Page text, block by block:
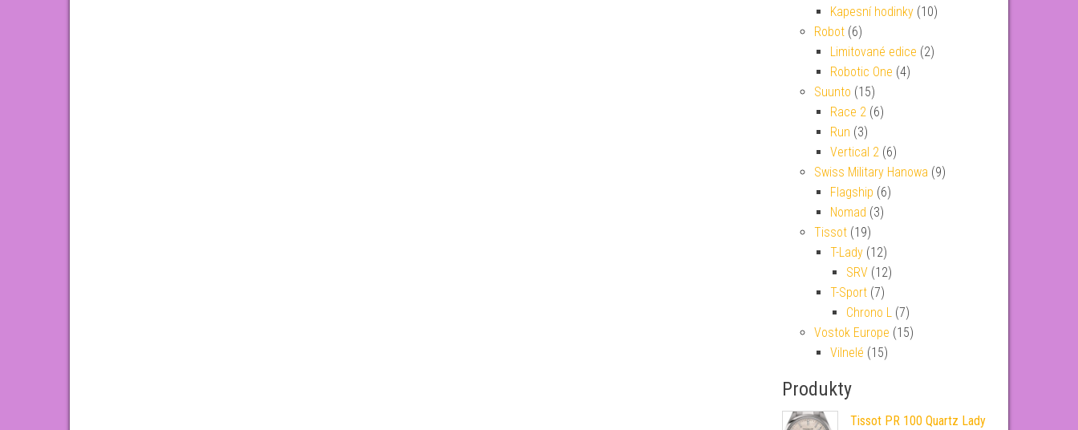
Kapesní hodinky (10)
Robot (6)
Limitované edice (2)
Robotic One (4)
Suunto (15)
Race 2 (6)
Run (3)
Vertical 2 (6)
Swiss Military Hanowa (9)
Flagship (6)
Nomad (3)
Tissot (19)
T-Lady (12)
SRV (12)
T-Sport (7)
Chrono L (7)
Vostok Europe (15)
Vilnelé (15)
Produkty
Tissot PR 100 Quartz Lady